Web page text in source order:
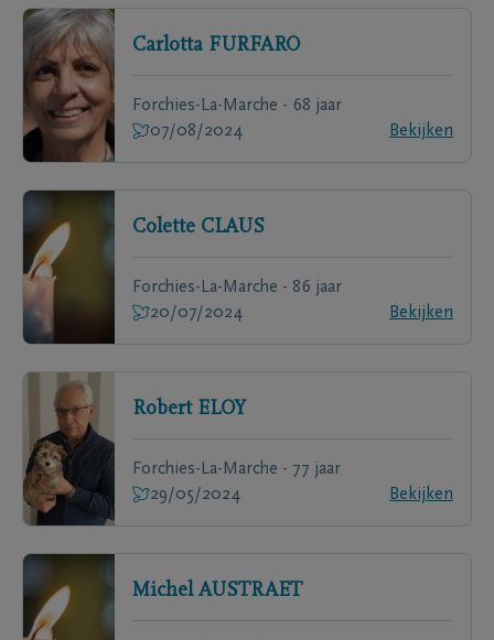
Carlotta FURFARO
Forchies-La-Marche - 68 jaar
07/08/2024
Bekijken
Colette CLAUS
Forchies-La-Marche - 86 jaar
20/07/2024
Bekijken
Robert ELOY
Forchies-La-Marche - 77 jaar
29/05/2024
Bekijken
Michel AUSTRAET